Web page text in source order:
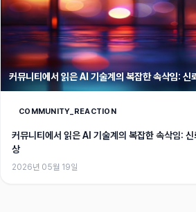
커뮤니티에서 읽은 AI 기술계의 복잡한 속삭임: 신
COMMUNITY_REACTION
커뮤니티에서 읽은 AI 기술계의 복잡한 속삭임:
상
2026년 05월 19일